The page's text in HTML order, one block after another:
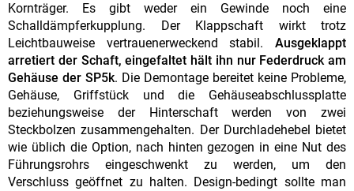
Kornträger. Es gibt weder ein Gewinde noch eine
Schalldämpferkupplung. Der Klappschaft wirkt trotz
Leichtbauweise vertrauenerweckend stabil. Ausgeklappt
arretiert der Schaft, eingefaltet hält ihn nur Federdruck am
Gehäuse der SP5k. Die Demontage bereitet keine Probleme,
Gehäuse, Griffstück und die Gehäuseabschlussplatte
beziehungsweise der Hinterschaft werden von zwei
Steckbolzen zusammengehalten. Der Durchladehebel bietet
wie üblich die Option, nach hinten gezogen in eine Nut des
Führungsrohrs eingeschwenkt zu werden, um den
Verschluss geöffnet zu halten. Design-bedingt sollte man